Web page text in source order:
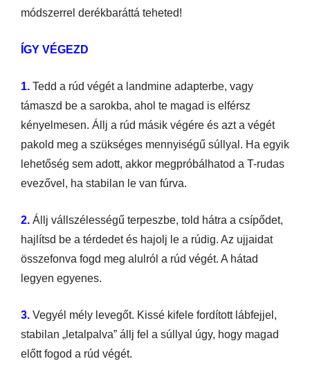
módszerrel derékbaráttá teheted!
ÍGY VÉGEZD
1. Tedd a rúd végét a landmine adapterbe, vagy
támaszd be a sarokba, ahol te magad is elférsz
kényelmesen. Állj a rúd másik végére és azt a végét
pakold meg a szükséges mennyiségű súllyal. Ha egyik
lehetőség sem adott, akkor megpróbálhatod a T-rudas
evezővel, ha stabilan le van fúrva.
2. Állj vállszélességű terpeszbe, told hátra a csípődet,
hajlítsd be a térdedet és hajolj le a rúdig. Az ujjaidat
összefonva fogd meg alulról a rúd végét. A hátad
legyen egyenes.
3. Vegyél mély levegőt. Kissé kifele fordított lábfejjel,
stabilan „letalpalva” állj fel a súllyal úgy, hogy magad
előtt fogod a rúd végét.